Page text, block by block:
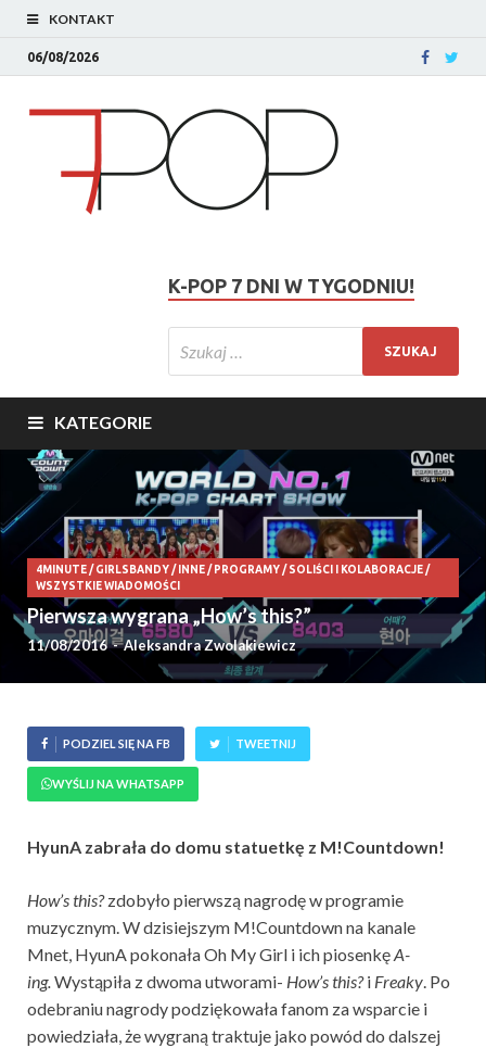
KONTAKT
06/08/2026
K-POP 7 DNI W TYGODNIU!
KATEGORIE
4MINUTE/GIRLSBANDY/ INNE/ PROGRAMY/SOLIŚCI I KOLABORACJE/
WSZYSTKIE WIADOMOŚCI
Pierwsza wygrana „How’s this?”
11/08/2016-Aleksandra Zwolakiewicz
PODZIEL SIĘ NA FB TWEETNIJ
WYŚLIJ NA WHATSAPP
HyunA zabrała do domu statuetkę z M!Countdown!
How’s this?zdobyło pierwszą nagrodę w programie
muzycznym. W dzisiejszym M!Countdown na kanale
Mnet, HyunA pokonała Oh My Girl i ich piosenkęA-
ing.Wystąpiła z dwoma utworami- How’s this?i Freaky. Po
odebraniu nagrody podziękowała fanom za wsparcie i
powiedziała, że wygraną traktuje jako powód do dalszej